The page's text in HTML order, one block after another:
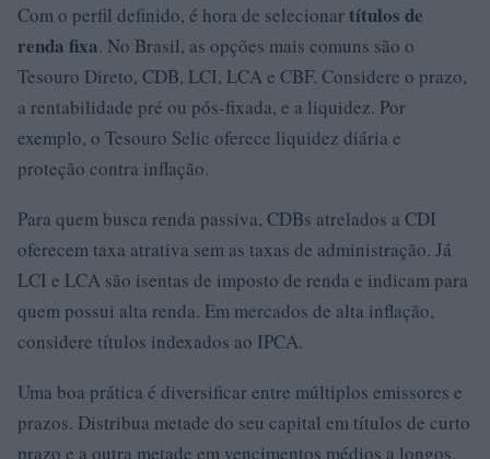
Com o perfil definido, é hora de selecionartítulos de
renda fixa. No Brasil, as opções mais comuns são o
Tesouro Direto, CDB, LCI, LCA e CBF. Considere o prazo,
a rentabilidade pré ou pós-fixada, e a liquidez. Por
exemplo, o Tesouro Selic oferece liquidez diária e
proteção contra inflação.
Para quem busca renda passiva, CDBs atrelados a CDI
oferecem taxa atrativa sem as taxas de administração. Já
LCI e LCA são isentas de imposto de renda e indicam para
quem possui alta renda. Em mercados de alta inflação,
considere títulos indexados ao IPCA.
Uma boa prática é diversificar entre múltiplos emissores e
prazos. Distribua metade do seu capital em títulos de curto
prazo e a outra metade em vencimentos médios a longos.